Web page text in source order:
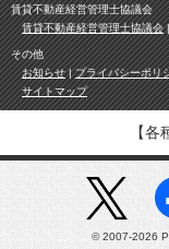
賃貸不動産経営管理士協議会
賃貸不動産経営管理士協議会
その他
お知らせ
プライバシーポリ
サイトマップ
【各
© 2007-2026